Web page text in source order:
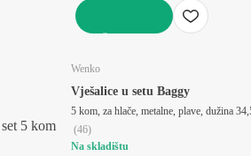
set 5 kom
Wenko
Vješalice u setu Baggy
5 kom, za hlače, metalne, plave, dužina
(46)
Na skladištu